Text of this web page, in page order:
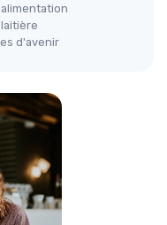
d'avenir